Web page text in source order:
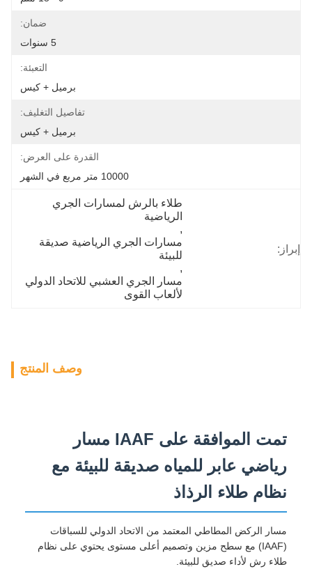
ضمان:
5 سنوات
التعبئة:
برميل + كيس
تفاصيل التغليف:
برميل + كيس
القدرة على العرض:
10000 متر مربع في الشهر
إبراز:
طلاء بالرش لمسارات الجري
الرياضية
,
مسارات الجري الرياضية صديقة
للبيئة
,
مسار الجري العشبي للاتحاد الدولي
لألعاب القوى
وصف المنتج
تمت الموافقة على IAAF مسار
رياضي عابر للمياه صديقة للبيئة مع
نظام طلاء الرذاذ
مسار الركض المطاطي المعتمد من الاتحاد الدولي للسباقات
(IAAF) مع سطح مزين وتصميم أعلى مستوى يحتوي على نظام
طلاء رش لأداء صديق للبيئة.